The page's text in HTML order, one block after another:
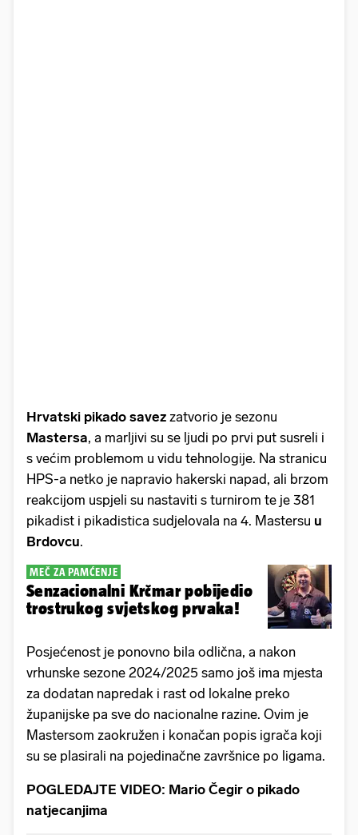
Hrvatski pikado savez zatvorio je sezonu
Mastersa, a marljivi su se ljudi po prvi put susreli i
s većim problemom u vidu tehnologije. Na stranicu
HPS-a netko je napravio hakerski napad, ali brzom
reakcijom uspjeli su nastaviti s turnirom te je 381
pikadist i pikadistica sudjelovala na 4. Mastersu u
Brdovcu.
MEČ ZA PAMĆENJE
Senzacionalni Krčmar pobijedio
trostrukog svjetskog prvaka!
Posjećenost je ponovno bila odlična, a nakon
vrhunske sezone 2024/2025 samo još ima mjesta
za dodatan napredak i rast od lokalne preko
županijske pa sve do nacionalne razine. Ovim je
Mastersom zaokružen i konačan popis igrača koji
su se plasirali na pojedinačne završnice po ligama.
POGLEDAJTE VIDEO: Mario Čegir o pikado
natjecanjima